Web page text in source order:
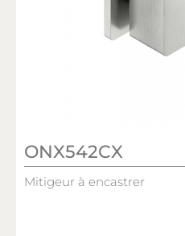
ONX542CX
Mitigeur à encastrer